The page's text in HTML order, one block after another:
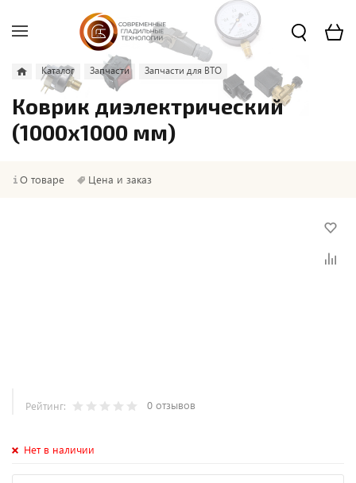
Каталог Запчасти Запчасти для ВТО
Коврик диэлектрический
(1000x1000 мм)
О товаре Цена и заказ
Рейтинг: 0 отзывов
Нет в наличии